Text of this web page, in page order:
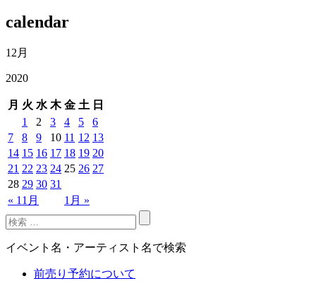
calendar
12月
2020
月 火 水 木 金 土 日
« 11月 1月 »
1 2 3 4 5
6
7
8 9 10 11 12 13
14 15 16 17 18 19 20
21 22 23 24 25 26 27
28 29 30 31
イベント名・アーティスト名で検索
前売り予約について